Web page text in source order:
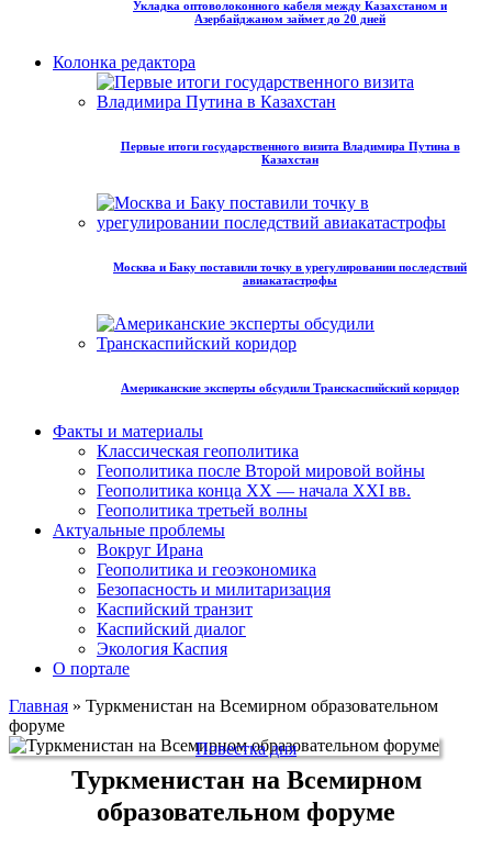
Укладка оптоволоконного кабеля между Казахстаном и
Азербайджаном займет до 20 дней
Колонка редактора
Первые итоги государственного визита Владимира Путина в
Казахстан
Москва и Баку поставили точку в урегулировании последствий
авиакатастрофы
Американские эксперты обсудили Транскаспийский коридор
Факты и материалы
Классическая геополитика
Геополитика после Второй мировой войны
Геополитика конца XX — начала XXI вв.
Геополитика третьей волны
Актуальные проблемы
Вокруг Ирана
Геополитика и геоэкономика
Безопасность и милитаризация
Каспийский транзит
Каспийский диалог
Экология Каспия
О портале
Главная » Туркменистан на Всемирном образовательном
форуме
Повестка дня
Туркменистан на Всемирном
образовательном форуме